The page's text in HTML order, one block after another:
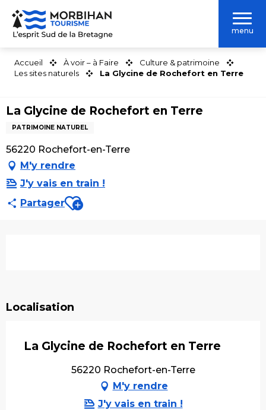
Aller
contenu
menu
Accueil À voir – à Faire
Culture & patrimoine
Les sites naturels
La Glycine de Rochefort en Terre
La Glycine de Rochefort en Terre
PATRIMOINE NATUREL
56220 Rochefort-en-Terre
M'y rendre
J'y vais en train !
PartagerAjouter aux favoris
Localisation
La Glycine de Rochefort en Terre
56220 Rochefort-en-Terre
M'y rendre
J'y vais en train !